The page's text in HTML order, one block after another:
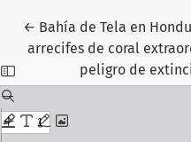
← Volver a los detalles
Bahía de Tela en
arrecifes de coral
peligro de